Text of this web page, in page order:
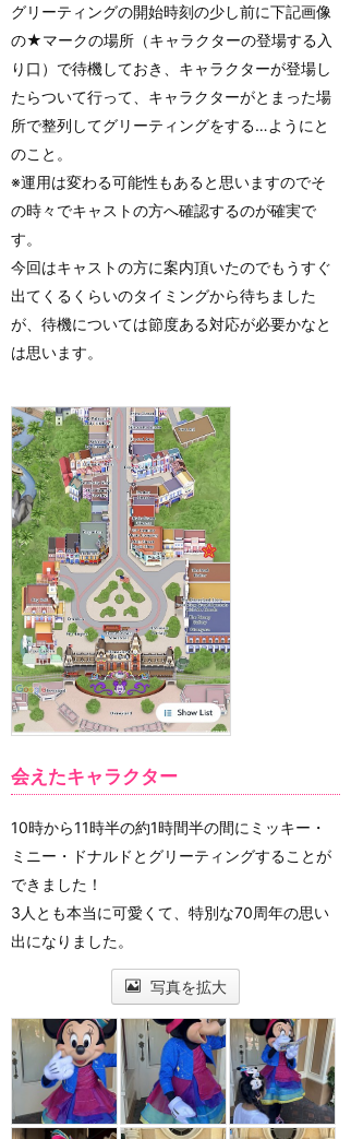
グリーティングの開始時刻の少し前に下記画像
の★マークの場所（キャラクターの登場する入
り口）で待機しておき、キャラクターが登場し
たらついて行って、キャラクターがとまった場
所で整列してグリーティングをする…ようにと
のこと。
※運用は変わる可能性もあると思いますのでそ
の時々でキャストの方へ確認するのが確実で
す。
今回はキャストの方に案内頂いたのでもうすぐ
出てくるくらいのタイミングから待ちました
が、待機については節度ある対応が必要かなと
は思います。
会えたキャラクター
10時から11時半の約1時間半の間にミッキー・
ミニー・ドナルドとグリーティングすることが
できました！
3人とも本当に可愛くて、特別な70周年の思い
出になりました。
写真を拡大